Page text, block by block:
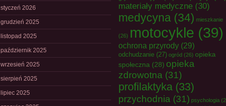
styczeń 2026
grudzień 2025
listopad 2025
październik 2025
wrzesień 2025
sierpień 2025
lipiec 2025
materiały medyczne (30)
medycyna (34) mieszkanie
(26) motocykle (39)
ochrona przyrody (29)
odchudzanie (27) ogród (26) opieka
społeczna (28) opieka
zdrowotna (31)
profilaktyka (33)
przychodnia (31) psychologia